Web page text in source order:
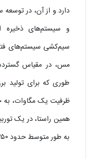
دارد و از آن، در
و سیستم‌های ذخیره
سیم‌کشی سیستم‌های
مس، در مقیاس
طوری‌ که برای تولید
به‌ طور متوسط حدود ۳۵۰ کیلوگرم مس استفاده شده است.